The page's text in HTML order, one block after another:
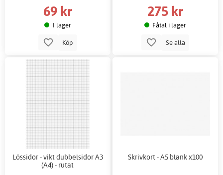
69 kr
I lager
Köp
275 kr
Fåtal i lager
Se alla
Lössidor - vikt dubbelsidor A3
(A4) - rutat
Skrivkort - A5 blank x100